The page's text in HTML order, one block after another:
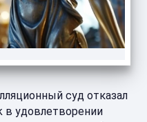
суд отказал
в удовлетворении